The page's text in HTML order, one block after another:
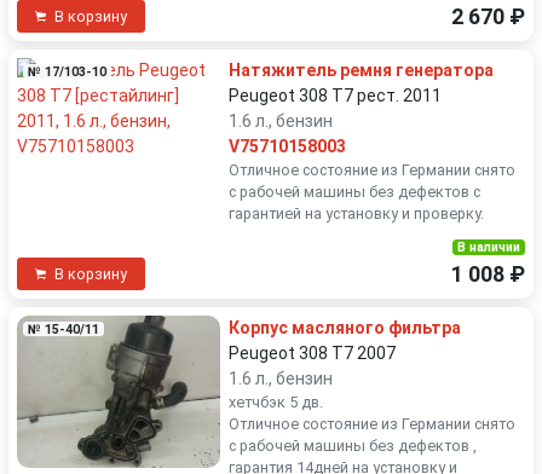
В корзину 2 670 ₽
№ 17/103-10
Натяжитель ремня генератора
Peugeot 308 T7 рест. 2011
1.6 л., бензин
V75710158003
Отличное состояние из Германии снято
с рабочей машины без дефектов с
гарантией на установку и проверку.
В корзину
В наличии
1 008 ₽
№ 15-40/11
Корпус масляного фильтра
Peugeot 308 T7 2007
1.6 л., бензин
хетчбэк 5 дв.
Отличное состояние из Германии снято
с рабочей машины без дефектов ,
гарантия 14дней на установку и